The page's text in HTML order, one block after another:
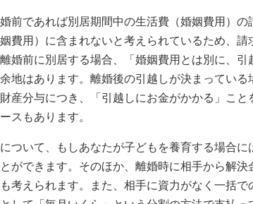
前であれば別居期間中の生活費（婚姻費用）
費用）に含まれないと考えられているため、請
婚前に別居する場合、「婚姻費用とは別に、引
地はあります。離婚後の引越しが決まってい
産分与につき、「引越しにお金がかかる」こと
スもあります。
ついて、もしあなたが子どもを養育する場合
ができます。そのほか、離婚時に相手から解
考えられます。また、相手に資力がなく一括